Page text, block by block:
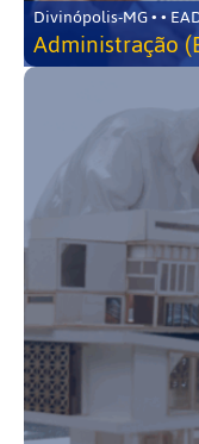
Divinópolis-MG • •
Administração